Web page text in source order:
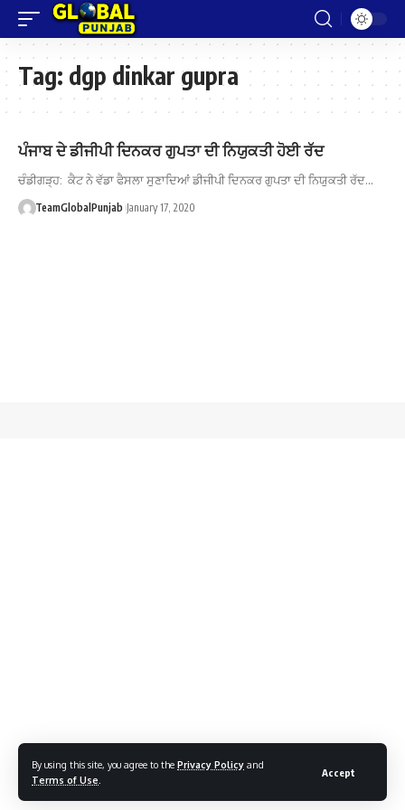
By using this site, you agree to the Privacy Policy and
Terms of Use
Accept
Tag: dgp dinkar gupra
ਪੰਜਾਬ ਦੇ ਡੀਜੀਪੀ ਦਿਨਕਰ ਗੁਪਤਾ ਦੀ ਨਿਯੁਕਤੀ ਹੋਈ ਰੱਦ
ਚੰਡੀਗੜ੍ਹ: ਕੈਟ ਨੇ ਵੱਡਾ ਫੈਸਲਾ ਸੁਣਾਦਿਆਂ ਡੀਜੀਪੀ ਦਿਨਕਰ ਗੁਪਤਾ ਦੀ ਨਿਯੁਕਤੀ ਰੱਦ…
TeamGlobalPunjab January 17, 2020